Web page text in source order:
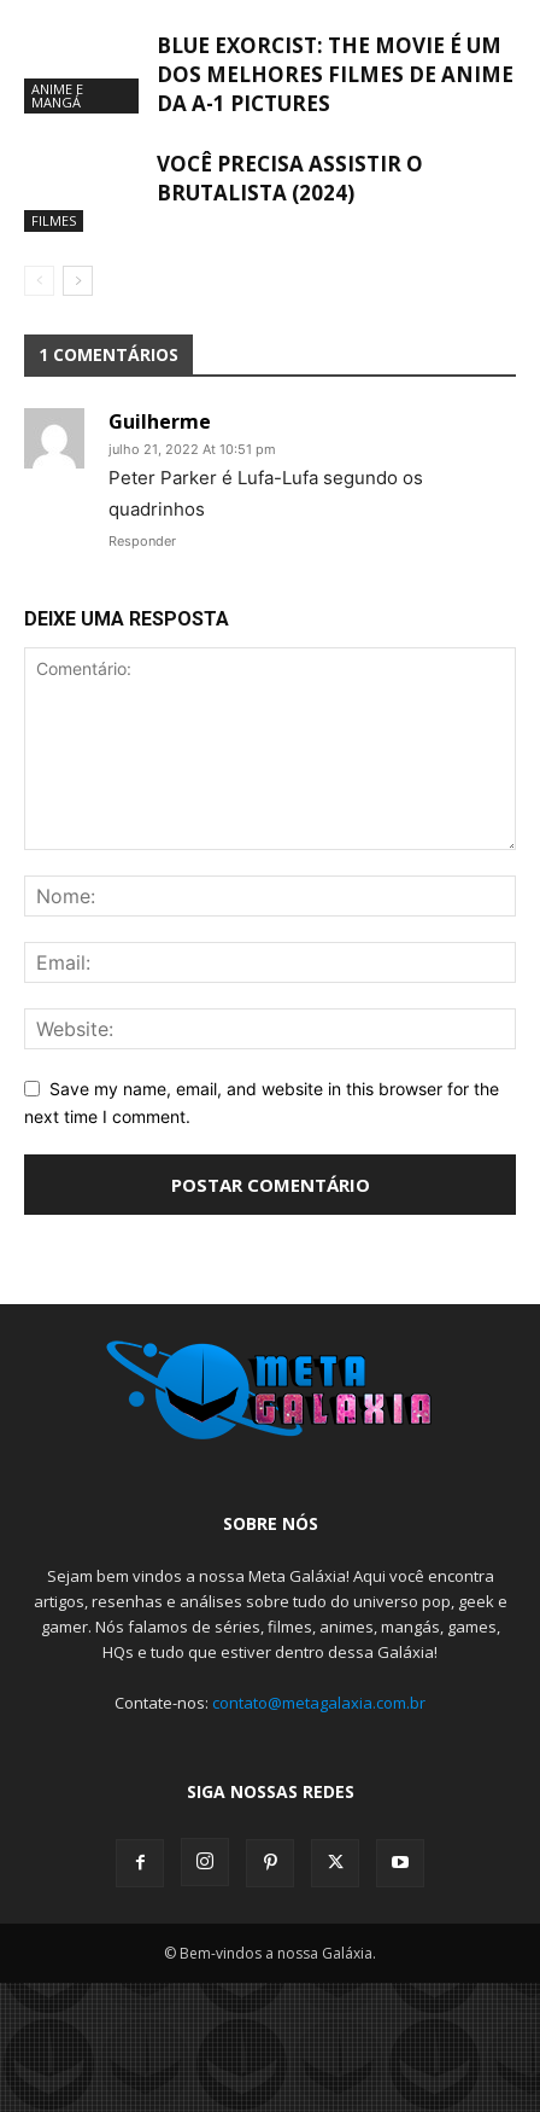
ANIME E
MANGÁ
BLUE EXORCIST: THE MOVIE É UM
DOS MELHORES FILMES DE ANIME
DA A-1 PICTURES
FILMES
VOCÊ PRECISA ASSISTIR O
BRUTALISTA (2024)
1 COMENTÁRIOS
Guilherme
julho 21, 2022 At 10:51 pm
Peter Parker é Lufa-Lufa segundo os
quadrinhos
Responder
DEIXE UMA RESPOSTA
Save my name, email, and website in this browser for the
next time I comment.
SOBRE NÓS
Sejam bem vindos a nossa Meta Galáxia! Aqui você encontra
artigos, resenhas e análises sobre tudo do universo pop, geek e
gamer. Nós falamos de séries, filmes, animes, mangás, games,
HQs e tudo que estiver dentro dessa Galáxia!
Contate-nos: contato@metagalaxia.com.br
SIGA NOSSAS REDES
© Bem-vindos a nossa Galáxia.